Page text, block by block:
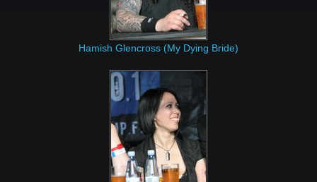
Hamish Glencross (My Dying Bride)